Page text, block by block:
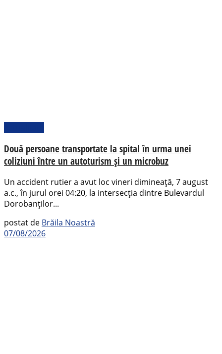
Două persoane transportate la spital în urma unei
coliziuni între un autoturism și un microbuz
Un accident rutier a avut loc vineri dimineață, 7 august
a.c., în jurul orei 04:20, la intersecția dintre Bulevardul
Dorobanților...
postat de Brăila Noastră
07/08/2026